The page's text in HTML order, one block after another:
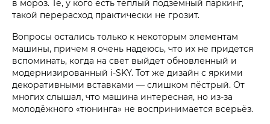
в мороз. Те, у кого есть тёплый подземный паркинг,
такой перерасход практически не грозит.
Вопросы остались только к некоторым элементам
машины, причем я очень надеюсь, что их не придется
вспоминать, когда на свет выйдет обновленный и
модернизированный i‑SKY. Тот же дизайн с яркими
декоративными вставками — слишком пёстрый. От
многих слышал, что машина интересная, но из-за
молодёжного «тюнинга» не воспринимается всерьёз.